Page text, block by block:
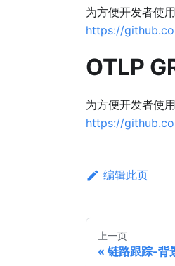
为方便开发者使
https://
OTLP
为方便开发者使
https://
编辑此页
上一页
链路跟踪-背